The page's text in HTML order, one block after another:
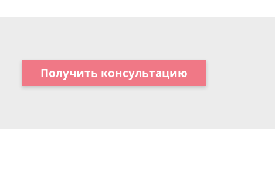
Получить консультацию